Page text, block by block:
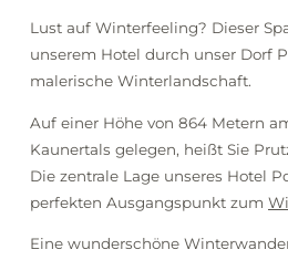
Lust auf Winterfeeling? Dieser
unserem Hotel durch unser Dorf
malerische Winterlandschaft.
Auf einer Höhe von 864 Metern
Kaunertals gelegen, heißt Sie
Die zentrale Lage unseres Hotel
perfekten Ausgangspunkt zum
Eine wunderschöne